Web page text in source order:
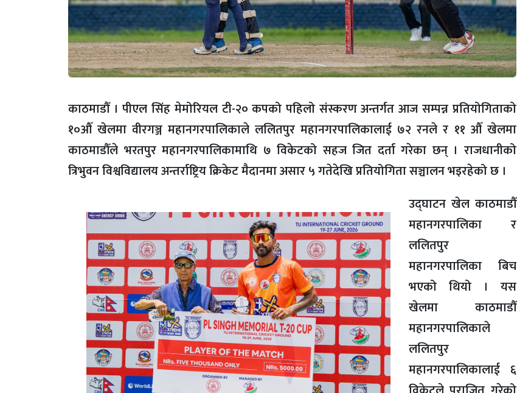
काठमाडौँ । पीएल सिंह मेमोरियल टी-२० कपको पहिलो संस्करण अन्तर्गत आज सम्पन्न प्रतियोगिताको
१०औँ खेलमा वीरगञ्ज महानगरपालिकाले ललितपुर महानगरपालिकालाई ७२ रनले र ११ औँ खेलमा
काठमाडौँले भरतपुर महानगरपालिकामाथि ७ विकेटको सहज जित दर्ता गरेका छन् । राजधानीको
त्रिभुवन विश्वविद्यालय अन्तर्राष्ट्रिय क्रिकेट मैदानमा असार ५ गतेदेखि प्रतियोगिता सञ्चालन भइरहेको छ ।
उद्घाटन खेल काठमाडौँ
महानगरपालिका र
ललितपुर
महानगरपालिका बिच
भएको थियो । यस
खेलमा काठमाडौँ
महानगरपालिकाले
ललितपुर
महानगरपालिकालाई ६